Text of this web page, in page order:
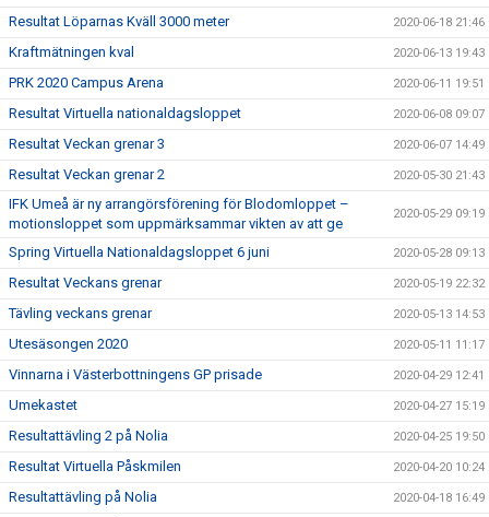
Resultat Löparnas Kväll 3000 meter 2020-06-18 21:46
Kraftmätningen kval 2020-06-13 19:43
PRK 2020 Campus Arena 2020-06-11 19:51
Resultat Virtuella nationaldagsloppet 2020-06-08 09:07
Resultat Veckan grenar 3 2020-06-07 14:49
Resultat Veckan grenar 2 2020-05-30 21:43
IFK Umeå är ny arrangörsförening för Blodomloppet –
motionsloppet som uppmärksammar vikten av att ge
2020-05-29 09:19
Spring Virtuella Nationaldagsloppet 6 juni 2020-05-28 09:13
Resultat Veckans grenar 2020-05-19 22:32
Tävling veckans grenar 2020-05-13 14:53
Utesäsongen 2020 2020-05-11 11:17
Vinnarna i Västerbottningens GP prisade 2020-04-29 12:41
Umekastet 2020-04-27 15:19
Resultattävling 2 på Nolia 2020-04-25 19:50
Resultat Virtuella Påskmilen 2020-04-20 10:24
Resultattävling på Nolia 2020-04-18 16:49